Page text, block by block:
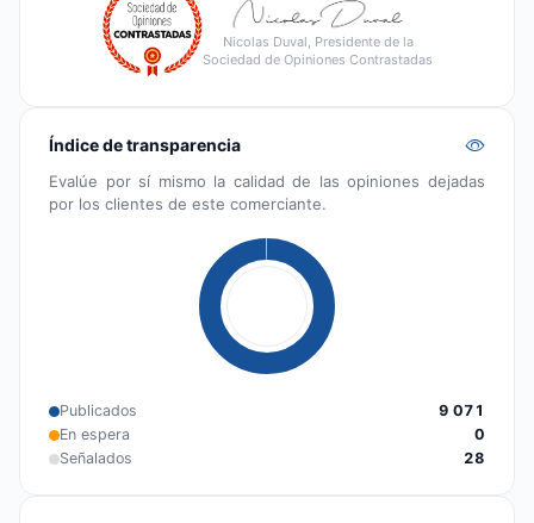
Nicolas Duval, Presidente de la
Sociedad de Opiniones Contrastadas
Índice de transparencia
Evalúe por sí mismo la calidad de las opiniones dejadas
por los clientes de este comerciante.
Publicados
9 071
En espera
0
Señalados
28